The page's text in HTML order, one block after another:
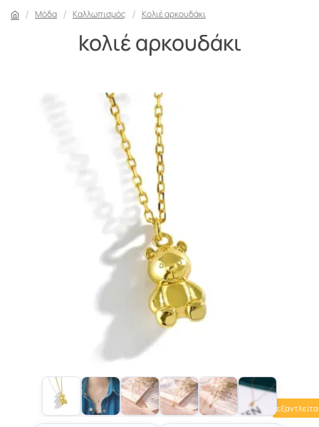
Μόδα Καλλωπισμός Kολιέ αρκουδάκι
kολιέ αρκουδάκι
+2